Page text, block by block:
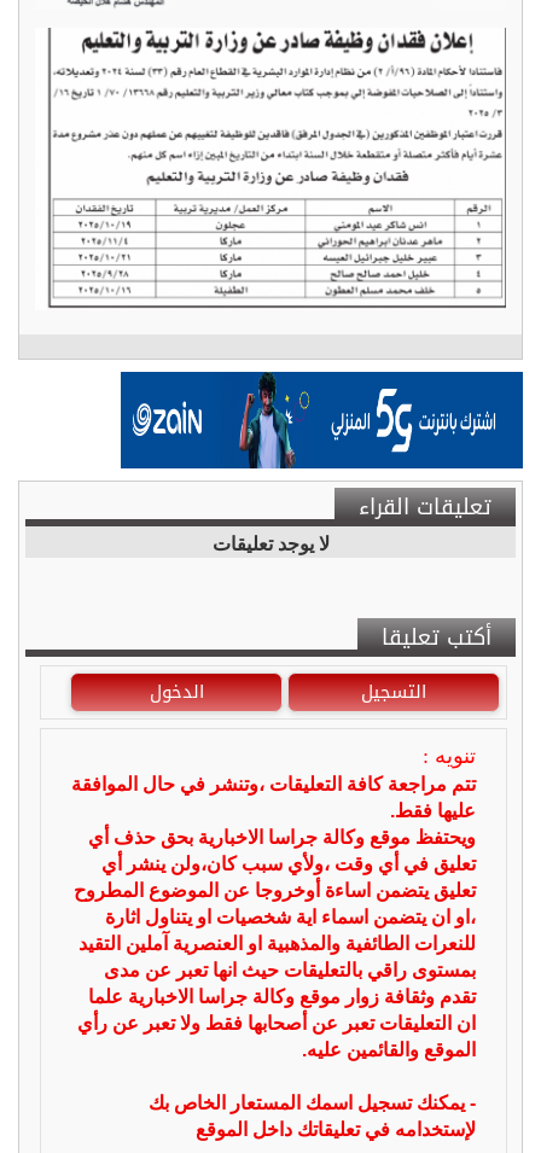
تعليقات القراء
لا يوجد تعليقات
أكتب تعليقا
التسجيل الدخول
تنويه :
تتم مراجعة كافة التعليقات ،وتنشر في حال الموافقة
عليها فقط.
ويحتفظ موقع وكالة جراسا الاخبارية بحق حذف أي
تعليق في أي وقت ،ولأي سبب كان،ولن ينشر أي
تعليق يتضمن اساءة أوخروجا عن الموضوع المطروح
،او ان يتضمن اسماء اية شخصيات او يتناول اثارة
للنعرات الطائفية والمذهبية او العنصرية آملين التقيد
بمستوى راقي بالتعليقات حيث انها تعبر عن مدى
تقدم وثقافة زوار موقع وكالة جراسا الاخبارية علما
ان التعليقات تعبر عن أصحابها فقط ولا تعبر عن رأي
الموقع والقائمين عليه.
- يمكنك تسجيل اسمك المستعار الخاص بك
لإستخدامه في تعليقاتك داخل الموقع